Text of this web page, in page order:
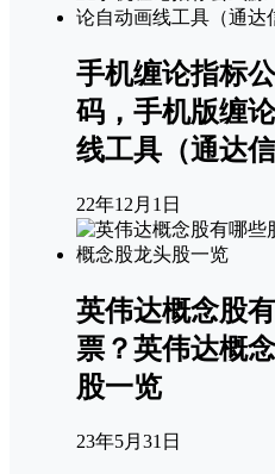
手机缠论指标
码，手机版缠
线工具（通达信
22年12月1日
英伟达概念股
票？英伟达概
股一览
23年5月31日